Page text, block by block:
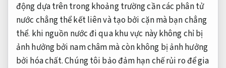
động dựa trên trong khoảng trường cần các phân tử
nước chẳng thể kết liên và tạo bởi cặn mà bạn chẳng
thể. khi nguồn nước đi qua khu vực này không chỉ bị
ảnh hưởng bởi nam châm mà còn không bị ảnh hưởng
bởi hóa chất. Chúng tôi bảo đảm hạn chế rủi ro để gia